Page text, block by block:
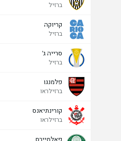
ברזיל
קריוקה
ברזיל
סרייה ג'
ברזיל
פלמנגו
ברזילראו
קורינתיאנס
ברזילראו
פאלמיירס